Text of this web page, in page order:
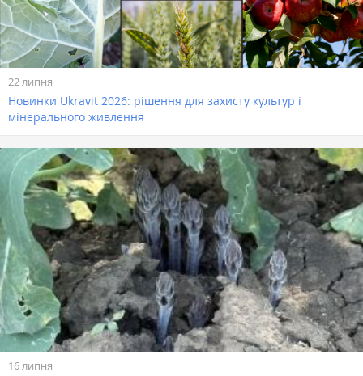
22 липня
Новинки Ukravit 2026: рішення для захисту культур і
мінерального живлення
16 липня